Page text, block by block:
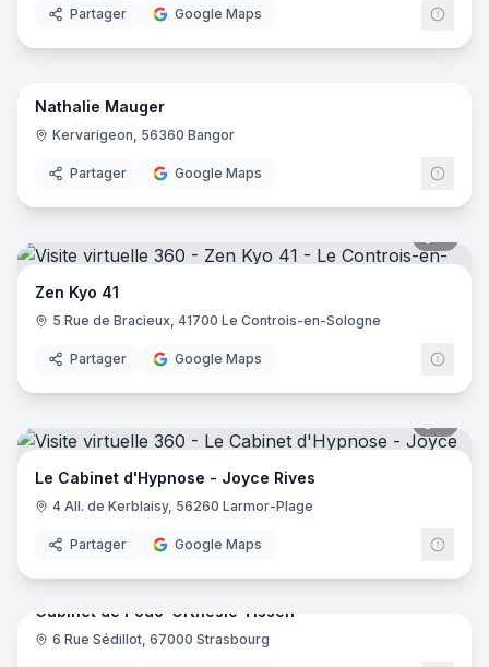
Partager Google Maps
5
Nathalie Mauger
Kervarigeon, 56360 Bangor
Partager Google Maps
Zen Kyo 41
5 Rue de Bracieux, 41700 Le Controis-en-Sologne
Partager Google Maps
Le Cabinet d'Hypnose - Joyce Rives
4 All. de Kerblaisy, 56260 Larmor-Plage
Partager Google Maps
19
Cabinet de Podo-Orthésie Tissen
6 Rue Sédillot, 67000 Strasbourg